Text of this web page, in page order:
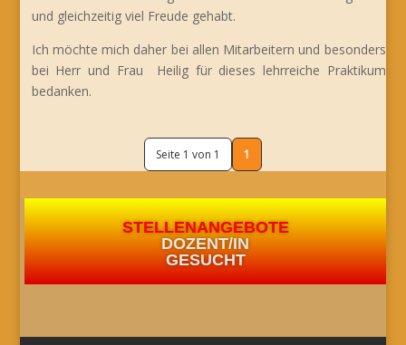
und gleichzeitig viel Freude gehabt.
Ich möchte mich daher bei allen Mitarbeitern und besonders
bei Herr und Frau Heilig für dieses lehrreiche Praktikum
bedanken.
Seite 1 von 1 1
STELLENANGEBOTE
DOZENT/IN
GESUCHT